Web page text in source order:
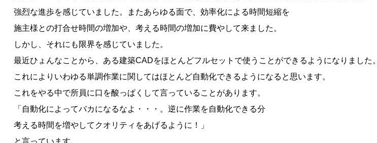
強烈な進歩を感じていました。またあらゆる面で、効率化による時間短縮を
施主様との打合せ時間の増加や、考える時間の増加に費やして来ました。
しかし、それにも限界を感じていました。
最近ひょんなことから、ある建築CADをほとんどフルセットで使うことができるようになりました。
これによりいわゆる単調作業に関してはほとんど自動化できるようになると思います。
これをやる中で所員に口を酸っぱくして言っていることがあります。
「自動化によってバカになるなよ・・・。逆に作業を自動化できる分
考える時間を増やしてクオリティをあげるように！」
と言っています。